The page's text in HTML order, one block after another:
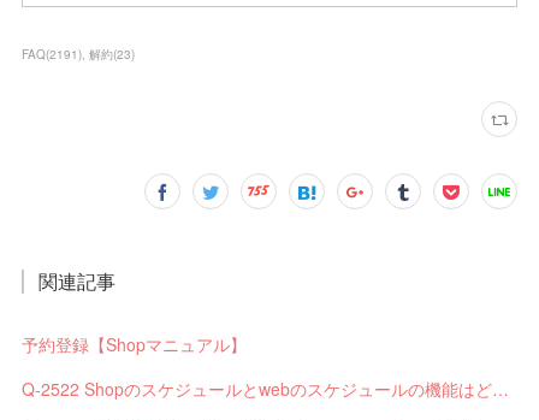
FAQ(2191) 解約(23)
関連記事
予約登録【Shopマニュアル】
Q-2522 Shopのスケジュールとwebのスケジュールの機能はどう違いますか？